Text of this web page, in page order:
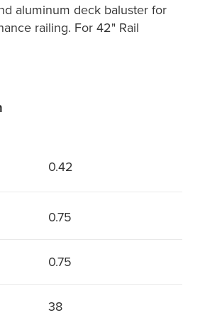
aluminum deck baluster for
railing. For 42" Rail
0.42
0.75
0.75
38